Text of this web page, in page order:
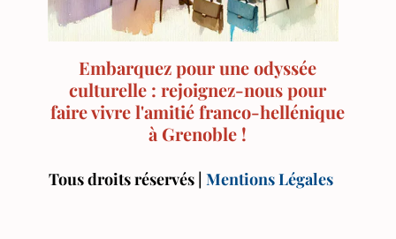
Tous droits réservés | Mentions Légales
Embarquez pour une odyssée
culturelle : rejoignez-nous pour
faire vivre l'amitié franco-hellénique
à Grenoble !